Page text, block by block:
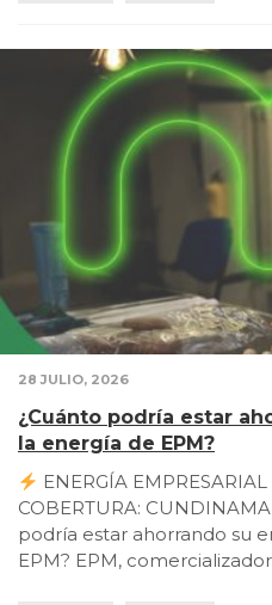
28 JULIO, 2026
¿Cuánto podría estar
la energía de EPM?
ENERGÍA EMPRESARIAL
COBERTURA:
podría estar ahorrando su
EPM? EPM,